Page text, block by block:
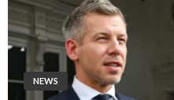
NEWS